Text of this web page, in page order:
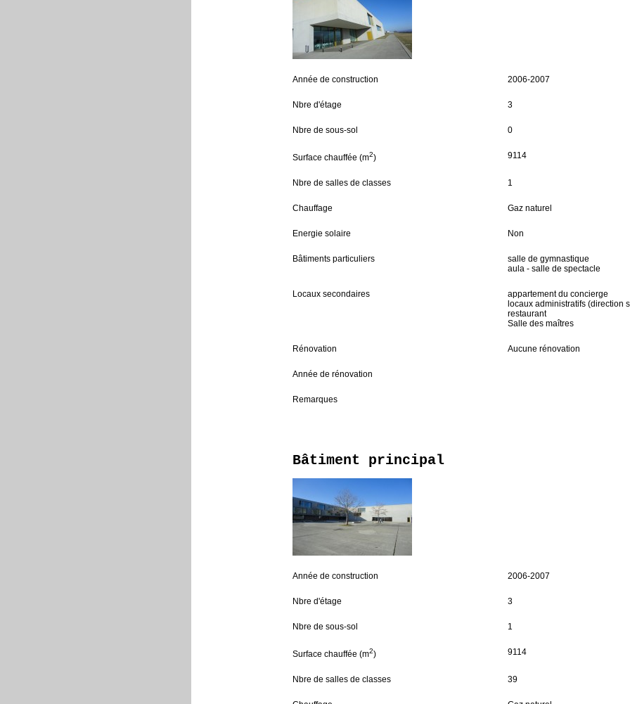
Année de construction 2006-2007
Nbre d'étage 3
Nbre de sous-sol 0
Surface chauffée (m2) 9114
Nbre de salles de classes 1
Chauffage Gaz naturel
Energie solaire Non
Bâtiments particuliers
salle de gymnastique
aula - salle de spectacle
Locaux secondaires
appartement du concierge
locaux administratifs (direction
restaurant
Salle des maîtres
Rénovation Aucune rénovation
Année de rénovation
Remarques
Bâtiment principal
Année de construction 2006-2007
Nbre d'étage 3
Nbre de sous-sol 1
Surface chauffée (m2) 9114
Nbre de salles de classes 39